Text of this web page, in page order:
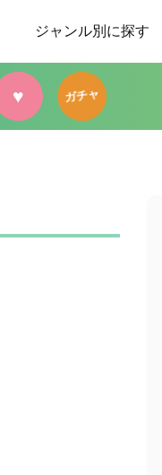
ジャンル別に探す
♥ ガチャ